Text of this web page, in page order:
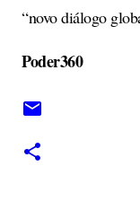
“novo diálogo
Poder360